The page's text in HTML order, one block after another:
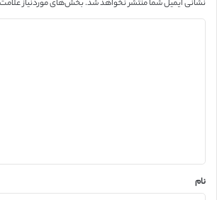
نشانی ایمیل شما منتشر نخواهد شد.بخش‌های موردنیاز
نام